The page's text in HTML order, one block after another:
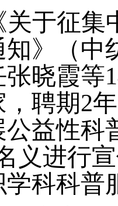
关于征集
》（中
张晓霞等
聘期2
益性科
义进行
科科普